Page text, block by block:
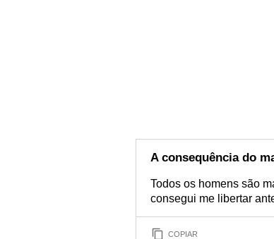
A consequência do
Todos os homens são
consegui me libertar
COPIAR